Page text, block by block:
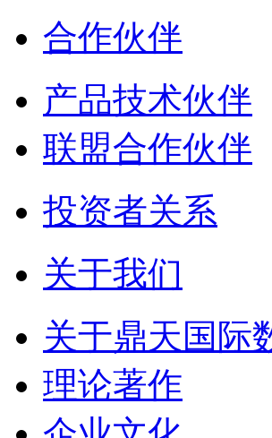
合作伙伴
产品技术伙伴
联盟合作伙伴
投资者关系
关于我们
关于鼎天国际
理论著作